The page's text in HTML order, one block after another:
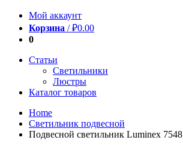
Мой аккаунт
Корзина /₽0.00
0
Статьи
Светильники
Люстры
Каталог товаров
Home
Светильник подвесной
Подвесной светильник Luminex 7548